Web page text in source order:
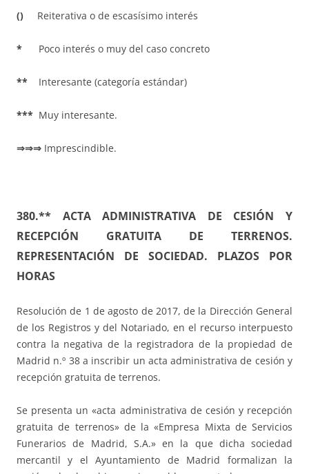
() Reiterativa o de escasísimo interés
* Poco interés o muy del caso concreto
** Interesante (categoría estándar)
*** Muy interesante.
⇒⇒⇒ Imprescindible.
380.** ACTA ADMINISTRATIVA DE CESIÓN Y
RECEPCIÓN GRATUITA DE TERRENOS.
REPRESENTACIÓN DE SOCIEDAD. PLAZOS POR
HORAS
Resolución de 1 de agosto de 2017, de la Dirección General
de los Registros y del Notariado, en el recurso interpuesto
contra la negativa de la registradora de la propiedad de
Madrid n.º 38 a inscribir un acta administrativa de cesión y
recepción gratuita de terrenos.
Se presenta un «acta administrativa de cesión y recepción
gratuita de terrenos» de la «Empresa Mixta de Servicios
Funerarios de Madrid, S.A.» en la que dicha sociedad
mercantil y el Ayuntamiento de Madrid formalizan la